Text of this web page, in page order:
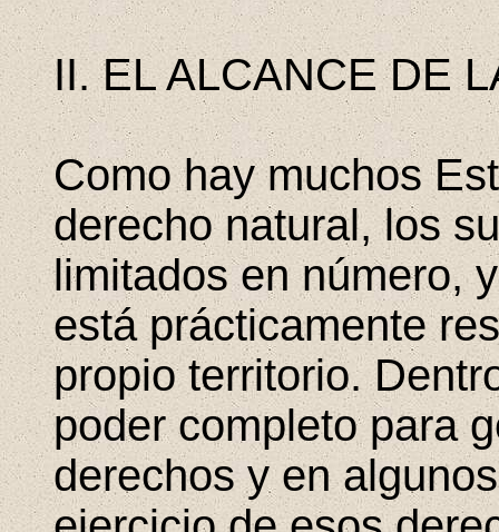
II. EL ALCANCE DE
Como hay muchos
derecho natural, los
limitados en número,
está prácticamente
propio territorio.
poder completo para
derechos y en